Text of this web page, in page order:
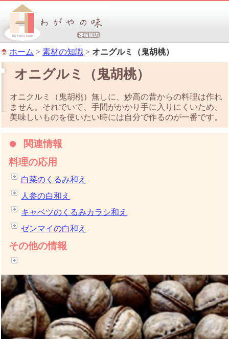
ホーム >素材の知識 > オニグルミ（鬼胡桃）
オニグルミ（鬼胡桃）
オニクルミ（鬼胡桃）無しに、妙高の昔からの料理は作れ
ません。それでいて、手間がかかり手に入りにくいため、
美味しいものを使いたい時には自分で作るのが一番です。
関連情報
料理の応用
白菜のくるみ和え
人参の白和え
キャベツのくるみカラシ和え
ゼンマイの白和え
その他の情報